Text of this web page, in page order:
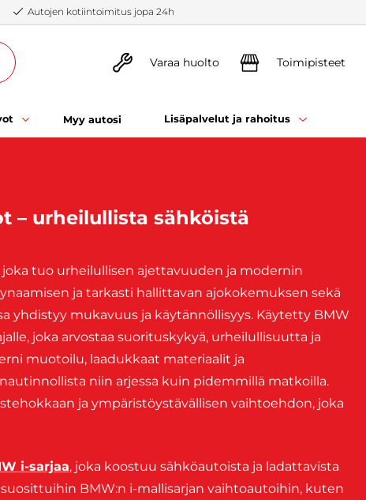
Autojen kotiintoimitus jopa 24h
Varaa huolto Toimipisteet
Myy autosi Lisäpalvelut ja rahoitus
– urheilullista sähköistä
tuo urheilullisen ajettavuuden ja modernin
ja tarkasti hallittavan ajokokemuksen sekä
yhdistyy mukavuus ja käytännöllisyys. Käytetty BMW
joka arvostaa suorituskykyä, urheilullisuutta ja
muotoilu, laadukkaat materiaalit ja
niin arjessa kuin pidemmillä matkoilla.
ja ympäristöystävällisen vaihtoehdon, joka
i-sarjaa, joka koostuu sähköautoista ja ladattavista
BMW:n i-mallisarjan vaihtoautoihin, kuten